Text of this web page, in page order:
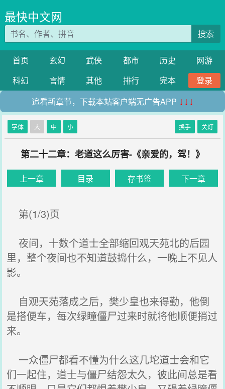
最快中文网
搜索
首页 玄幻 武侠 都市 历史
网游
科幻
言情 其他 排行 完本
登录
追看新章节，下载本站客户端无广告APP ↓↓↓
字体 大 中 小 换手 关灯
第二十二章：老道这么厉害-《亲爱的，驾！》
上一章 目录 存书签 下一章
第(1/3)页
夜间，十数个道士全部缩回观天苑北的后园
里，整个夜间也不知道鼓捣什么，一晚上不见人
影。
自观天苑落成之后，樊少皇也来得勤，他倒
是搭便车，每次绿瞳僵尸过来时就将他顺便捎过
来。
一众僵尸都看不懂为什么这几坨道士会和它
们一起住，道士与僵尸结怨太久，彼此间总是看